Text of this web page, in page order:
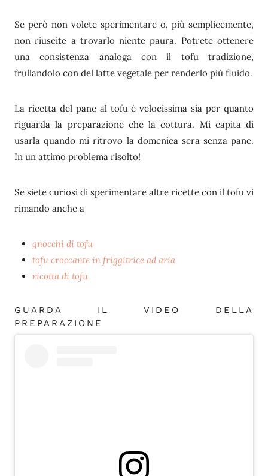
Se però non volete sperimentare o, più semplicemente,
non riuscite a trovarlo niente paura. Potrete ottenere
una consistenza analoga con il tofu tradizione,
frullandolo con del latte vegetale per renderlo più fluido.
La ricetta del pane al tofu è velocissima sia per quanto
riguarda la preparazione che la cottura. Mi capita di
usarla quando mi ritrovo la domenica sera senza pane.
In un attimo problema risolto!
Se siete curiosi di sperimentare altre ricette con il tofu vi
rimando anche a
gnocchi di tofu
tofu croccante in friggitrice ad aria
ricotta di tofu
GUARDA IL VIDEO DELLA
PREPARAZIONE